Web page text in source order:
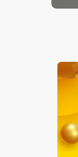
شماست! ما در